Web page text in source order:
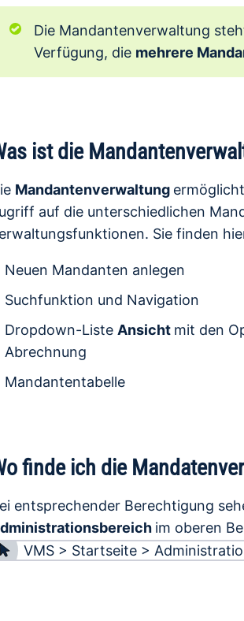
Die Mandantenverwaltung
Verfügung, die mehrere
ist die
Mandantenverwaltung
auf die unterschiedlichen
Sie finden
Neuen Mandanten anlegen
Suchfunktion und Navigation
Dropdown-Liste Ansicht mit den
Abrechnung
Mandantentabelle
finde ich die
entsprechender Berechtigung
im oberen
VMS > Startseite >